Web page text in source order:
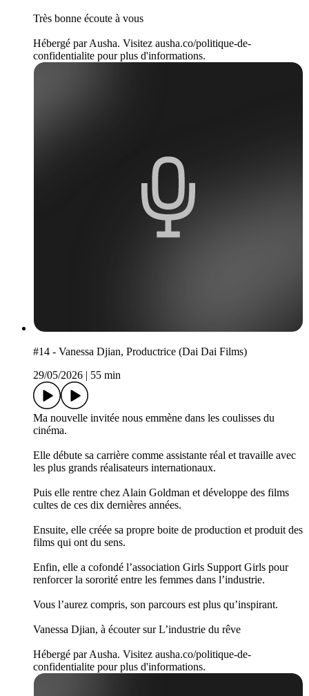
Très bonne écoute à vous
Hébergé par Ausha. Visitez ausha.co/politique-de-
confidentialite pour plus d'informations.
#14 - Vanessa Djian, Productrice (Dai Dai Films)
29/05/2026 | 55 min
Ma nouvelle invitée nous emmène dans les coulisses du
cinéma.
Elle débute sa carrière comme assistante réal et travaille avec
les plus grands réalisateurs internationaux.
Puis elle rentre chez Alain Goldman et développe des films
cultes de ces dix dernières années.
Ensuite, elle créée sa propre boite de production et produit des
films qui ont du sens.
Enfin, elle a cofondé l’association Girls Support Girls pour
renforcer la sororité entre les femmes dans l’industrie.
Vous l’aurez compris, son parcours est plus qu’inspirant.
Vanessa Djian, à écouter sur L’industrie du rêve
Hébergé par Ausha. Visitez ausha.co/politique-de-
confidentialite pour plus d'informations.